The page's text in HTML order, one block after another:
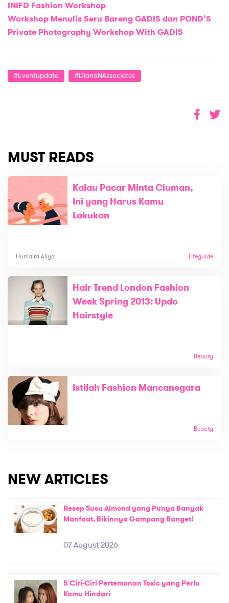
INIFD Fashion Workshop
Workshop Menulis Seru Bareng GADIS dan POND’S
Private Photography Workshop With GADIS
#eventupdate #DianaNAssociates
MUST READS
Kalau Pacar Minta Ciuman,
Ini yang Harus Kamu
Lakukan
Humaira Aliya Lifeguide
Hair Trend London Fashion
Week Spring 2013: Updo
Hairstyle
Beauty
Istilah Fashion Mancanegara
Beauty
NEW ARTICLES
Resep Susu Almond yang Punya Banyak
Manfaat, Bikinnya Gampang Banget!
07 August 2026
5 Ciri-Ciri Pertemanan Toxic yang Perlu
Kamu Hindari